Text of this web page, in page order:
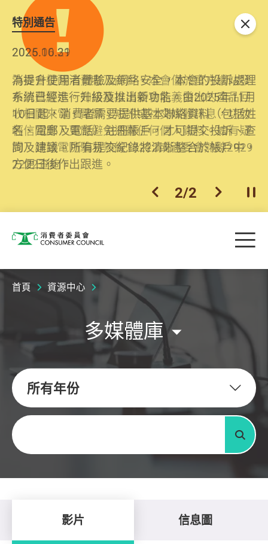
特別通告
2026.06.29
消委會提醒消費者及商戶，本會僅於官方網站發
布消費警示。如接獲以消委會名義發出的產品回
收相關來電、電郵、短訊或社交媒體訊息，切勿
輕信回應，更應避免透露任何個人資料。如有疑
問，請致電防騙易熱線18222或消委會熱線2929
2222查詢。
2025.10.31
為提升使用者體驗及網絡安全，本會的投訴處理
系統已經進行升級及推出新功能。由2025年11月
10日起，消費者需要提供基本聯絡資料（包括姓
名、電郵及電話）註冊帳戶，才可提交投訴、查
詢及建議。所有提交紀錄將清晰整合於帳戶中，
方便日後作出跟進。
上一個
2/2 下一個開
關閉
消費者委員會 目
首頁 資源中心
多媒體庫
所有年份
關鍵字
搜尋
影片 信息圖